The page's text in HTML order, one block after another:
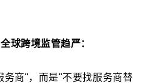
球跨境监管趋严：
务商"，而是"不要找服务商替